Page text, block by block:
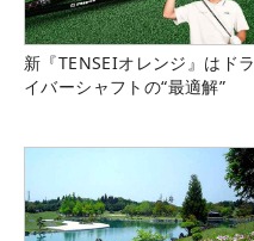
新『TENSEIオレンジ』はドラ
イバーシャフトの“最適解”